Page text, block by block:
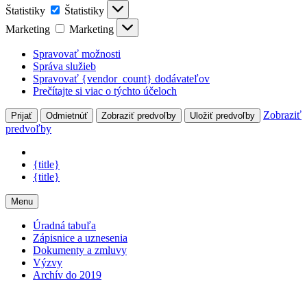
Štatistiky
Štatistiky
Marketing
Marketing
Spravovať možnosti
Správa služieb
Spravovať {vendor_count} dodávateľov
Prečítajte si viac o týchto účeloch
Prijať Odmietnúť Zobraziť predvoľby Uložiť predvoľby
Zobraziť
predvoľby
{title}
{title}
Menu
Úradná tabuľa
Zápisnice a uznesenia
Dokumenty a zmluvy
Výzvy
Archív do 2019